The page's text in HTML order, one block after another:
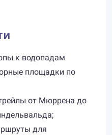
к водопадам
площадки по
от Мюррена до
для